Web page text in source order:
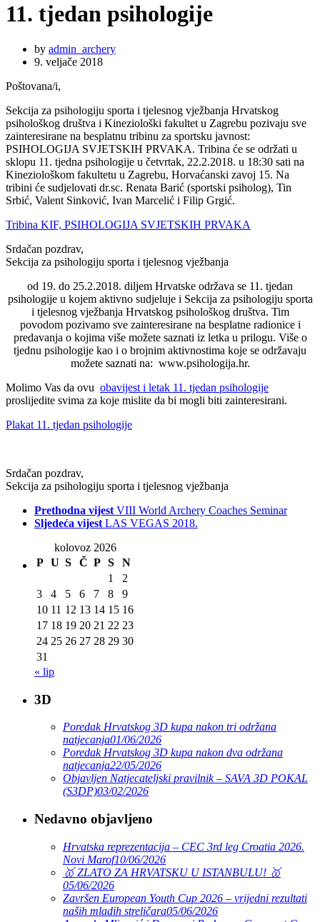
11. tjedan psihologije
by admin_archery
9. veljače 2018
Poštovana/i,
Sekcija za psihologiju sporta i tjelesnog vježbanja Hrvatskog
psihološkog društva i Kineziološki fakultet u Zagrebu pozivaju sve
zainteresirane na besplatnu tribinu za sportsku javnost:
PSIHOLOGIJA SVJETSKIH PRVAKA. Tribina će se održati u
sklopu 11. tjedna psihologije u četvrtak, 22.2.2018. u 18:30 sati na
Kineziološkom fakultetu u Zagrebu, Horvaćanski zavoj 15. Na
tribini će sudjelovati dr.sc. Renata Barić (sportski psiholog), Tin
Srbić, Valent Sinković, Ivan Marcelić i Filip Grgić.
Tribina KIF, PSIHOLOGIJA SVJETSKIH PRVAKA
Srdačan pozdrav,
Sekcija za psihologiju sporta i tjelesnog vježbanja
od 19. do 25.2.2018. diljem Hrvatske održava se 11. tjedan
psihologije u kojem aktivno sudjeluje i Sekcija za psihologiju sporta
i tjelesnog vježbanja Hrvatskog psihološkog društva. Tim
povodom pozivamo sve zainteresirane na besplatne radionice i
predavanja o kojima više možete saznati iz letka u prilogu. Više o
tjednu psihologije kao i o brojnim aktivnostima koje se održavaju
možete saznati na: www.psihologija.hr.
Molimo Vas da ovu obavijest i letak 11. tjedan psihologije
proslijedite svima za koje mislite da bi mogli biti zainteresirani.
Plakat 11. tjedan psihologije
Srdačan pozdrav,
Sekcija za psihologiju sporta i tjelesnog vježbanja
Prethodna vijest VIII World Archery Coaches Seminar
Sljedeća vijest LAS VEGAS 2018.
kolovoz 2026
P U S Č P S
N
1
2
3
4 5 6 7 8
9
10 11 12 13 14 15 16
17 18 19 20 21 22 23
24 25 26 27 28 29 30
31
« lip
3D
Poredak Hrvatskog 3D kupa nakon tri održana
natjecanja01/06/2026
Poredak Hrvatskog 3D kupa nakon dva održana
natjecanja22/05/2026
Objavljen Natjecateljski pravilnik – SAVA 3D POKAL
(S3DP)03/02/2026
Nedavno objavljeno
Hrvatska reprezentacija – CEC 3rd leg Croatia 2026.
Novi Marof10/06/2026
🥇 ZLATO ZA HRVATSKU U ISTANBULU! 🥇
05/06/2026
Završen European Youth Cup 2026 – vrijedni rezultati
naših mladih streličara05/06/2026